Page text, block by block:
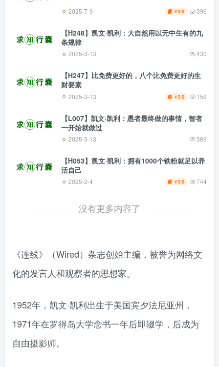
2025-7-9 ￥3.9 396
【H248】凯文·凯利：大自然用以无中生有的九
条规律
2025-3-13 430
【H247】比免费更好的，八个比免费更好的生
财要素
2025-3-13 ￥3.9 159
【L007】凯文·凯利：愚者最终做的事情，智者
一开始就做过
2025-3-13 389
【H053】凯文·凯利：拥有1000个铁粉就足以养
活自己
2025-2-4 ￥3.9 744
没有更多内容了
《连线》（Wired）杂志创始主编，被誉为网络文
化的发言人和观察者的思想家。
1952年，凯文·凯利出生于美国宾夕法尼亚州，
1971年在罗得岛大学念书一年后即辍学，后成为
自由摄影师。